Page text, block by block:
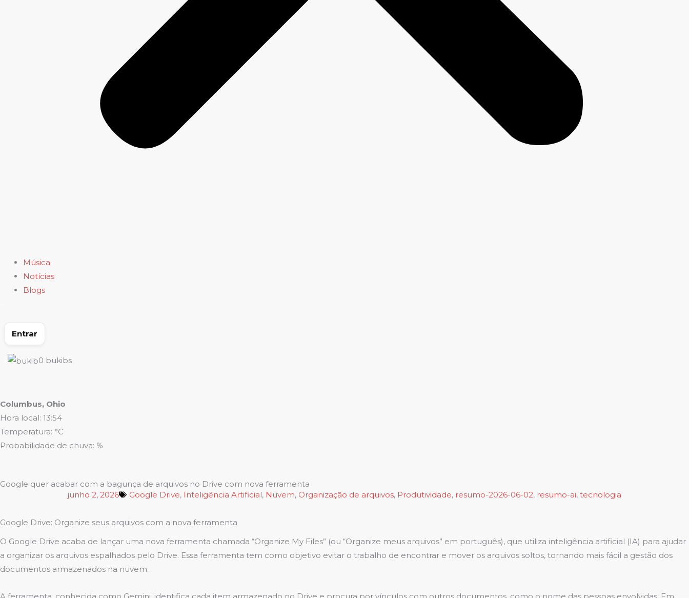
Música
Notícias
Blogs
Entrar
0 bukibs
Columbus, Ohio
Hora local: 13:54
Temperatura: °C
Probabilidade de chuva: %
Google quer acabar com a bagunça de arquivos no Drive com nova ferramenta
junho 2, 2026
Google Drive, Inteligência Artificial, Nuvem, Organização de arquivos, Produtividade, resumo-2026-06-02, resumo-ai, tecnologia
Google Drive: Organize seus arquivos com a nova ferramenta
O Google Drive acaba de lançar uma nova ferramenta chamada “Organize My Files” (ou “Organize meus arquivos” em português), que utiliza inteligência artificial (IA) para ajudar
a organizar os arquivos espalhados pelo Drive. Essa ferramenta tem como objetivo evitar o trabalho de encontrar e mover os arquivos soltos, tornando mais fácil a gestão dos
documentos armazenados na nuvem.